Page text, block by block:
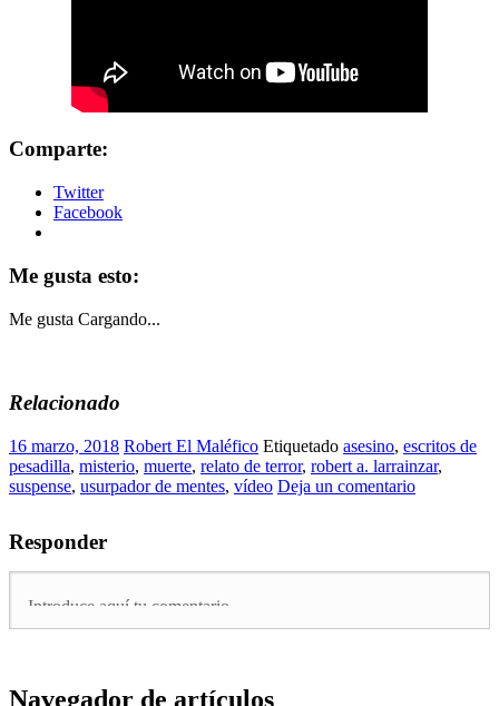
Comparte:
Twitter
Facebook
Me gusta esto:
Me gusta Cargando...
Relacionado
16 marzo, 2018 Robert El Maléfico Etiquetado asesino, escritos de
pesadilla, misterio, muerte, relato de terror, robert a. larrainzar,
suspense, usurpador de mentes, vídeo Deja un comentario
Responder
Navegador de artículos